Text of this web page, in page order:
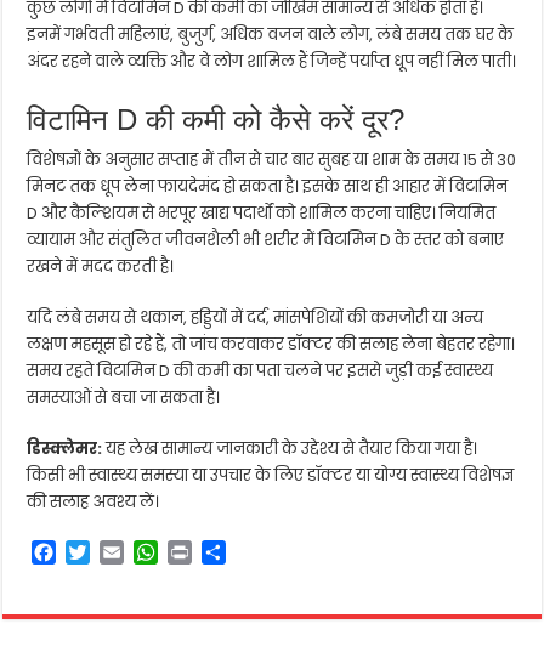
कुछ लोगों में विटामिन D की कमी का जोखिम सामान्य से अधिक होता है।
इनमें गर्भवती महिलाएं, बुजुर्ग, अधिक वजन वाले लोग, लंबे समय तक घर के
अंदर रहने वाले व्यक्ति और वे लोग शामिल हैं जिन्हें पर्याप्त धूप नहीं मिल पाती।
विटामिन D की कमी को कैसे करें दूर?
विशेषज्ञों के अनुसार सप्ताह में तीन से चार बार सुबह या शाम के समय 15 से 30
मिनट तक धूप लेना फायदेमंद हो सकता है। इसके साथ ही आहार में विटामिन
D और कैल्शियम से भरपूर खाद्य पदार्थों को शामिल करना चाहिए। नियमित
व्यायाम और संतुलित जीवनशैली भी शरीर में विटामिन D के स्तर को बनाए
रखने में मदद करती है।
यदि लंबे समय से थकान, हड्डियों में दर्द, मांसपेशियों की कमजोरी या अन्य
लक्षण महसूस हो रहे हैं, तो जांच करवाकर डॉक्टर की सलाह लेना बेहतर रहेगा।
समय रहते विटामिन D की कमी का पता चलने पर इससे जुड़ी कई स्वास्थ्य
समस्याओं से बचा जा सकता है।
डिस्क्लेमर:यह लेख सामान्य जानकारी के उद्देश्य से तैयार किया गया है।
किसी भी स्वास्थ्य समस्या या उपचार के लिए डॉक्टर या योग्य स्वास्थ्य विशेषज्ञ
की सलाह अवश्य लें।
F
e
T
t
E
i
W
t
P
n
r